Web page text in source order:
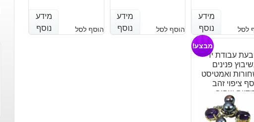
מידע
נוסף
לסל
מידע
נוסף
מידע
נוסף
הוסף לסל
מידע
נוסף
היה:
הוא:
מידע
נוסף
הוסף לסל
מידע
נוסף
עבודת יד
פנינים
ואמטיסט
ציפוי זהב
שחור
מבצע!